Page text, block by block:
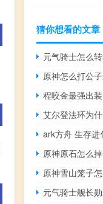
猜你想看的文章
元气骑士怎么
原神怎么打公
程咬金最强出
艾尔登法环为
ark方舟 生存进
原神原石怎么
原神雪山笼子
元气骑士舰长